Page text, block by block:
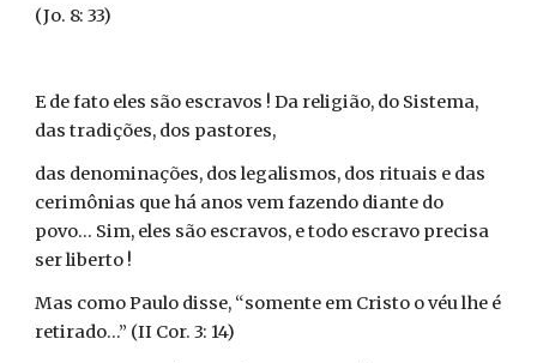
(Jo. 8: 33)
E de fato eles são escravos ! Da religião, do Sistema,
das tradições, dos pastores,
das denominações, dos legalismos, dos rituais e das
cerimônias que há anos vem fazendo diante do
povo... Sim, eles são escravos, e todo escravo precisa
ser liberto !
Mas como Paulo disse, “somente em Cristo o véu lhe é
retirado...” (II Cor. 3: 14)